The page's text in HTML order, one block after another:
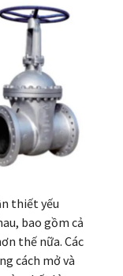
thiết yếu
bao gồm cả
thế nữa. Các
cách mở và